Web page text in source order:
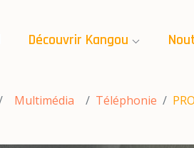
Découvrir Kangou
Multimédia Téléphonie